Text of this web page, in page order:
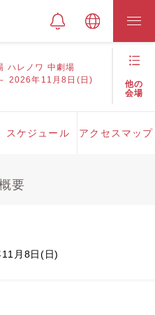
ハレノワ 中劇場
2026年11月8日(日)
他の
会場
スケジュール アクセスマップ
要
月8日(日)